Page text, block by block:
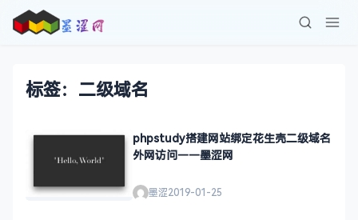
标签：二级域名
phpstudy搭建网站绑定花生壳二级域名
外网访问——墨涩网
墨涩2019-01-25